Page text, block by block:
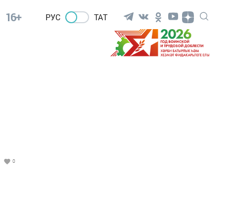
16+ РУС ТАТ
0